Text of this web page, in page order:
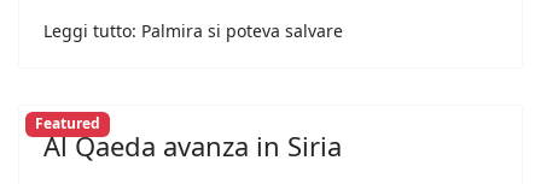
Leggi tutto: Palmira si poteva salvare
Featured
Al Qaeda avanza in Siria